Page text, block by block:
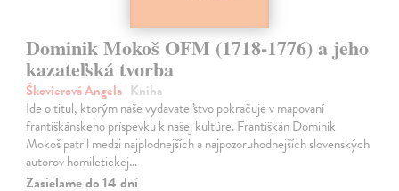
Dominik Mokoš OFM (1718-1776) a jeho
kazateľská tvorba
Škovierová Angela| Kniha
Ide o titul, ktorým naše vydavateľstvo pokračuje v mapovaní
františkánskeho príspevku k našej kultúre. Františkán Dominik
Mokoš patril medzi najplodnejších a najpozoruhodnejších slovenských
autorov homiletickej…
Zasielame do 14 dní